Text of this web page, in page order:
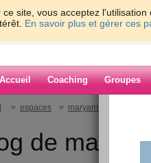
site, vous acceptez
En savoir plus et gérer ces
Accueil Coaching Groupes
> espaces > maryame777
de